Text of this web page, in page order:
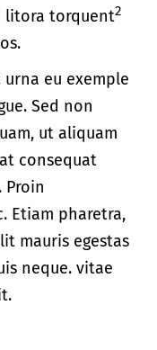
litora torquent2
urna eu exemple
Sed non
ut aliquam
consequat
Etiam pharetra,
mauris egestas
neque. vitae